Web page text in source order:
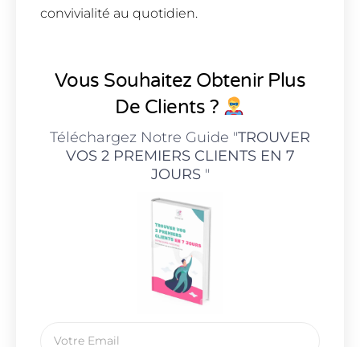
convivialité au quotidien.
Vous Souhaitez Obtenir Plus
De Clients ?
Téléchargez Notre Guide "TROUVER
VOS 2 PREMIERS CLIENTS EN 7
JOURS"